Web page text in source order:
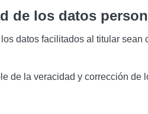
de los datos
datos facilitados al titular
de la veracidad y corrección